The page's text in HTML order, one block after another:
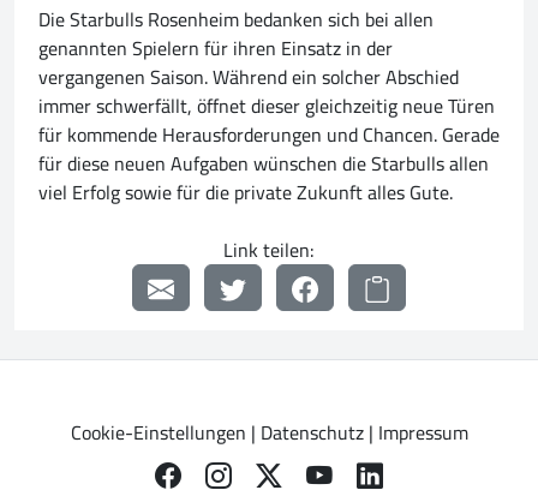
Die Starbulls Rosenheim bedanken sich bei allen
genannten Spielern für ihren Einsatz in der
vergangenen Saison. Während ein solcher Abschied
immer schwerfällt, öffnet dieser gleichzeitig neue Türen
für kommende Herausforderungen und Chancen. Gerade
für diese neuen Aufgaben wünschen die Starbulls allen
viel Erfolg sowie für die private Zukunft alles Gute.
Link teilen:
Cookie-Einstellungen | Datenschutz| Impressum